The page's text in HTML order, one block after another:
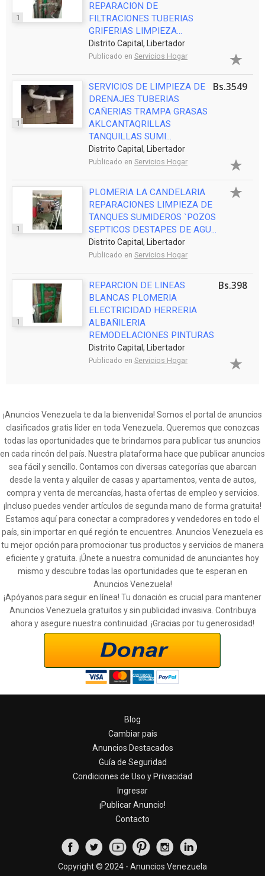
1
REPARACION DE
FILTRACIONES TUBERIAS
GRIFERIAS LIMPIEZA...
Distrito Capital, Libertador
Publicado en Servicios Hogar
1
SERVICIOS DE LIMPIEZA DE
DRENAJES TUBERIAS
CAÑERIAS TRAMPA GRASAS
AKLCANTAQRILLAS
TANQUILLAS SUMI...
Distrito Capital, Libertador
Publicado en Servicios Hogar
Bs.3549
1
PLOMERIA LA CANDELARIA
REPARACIONES LIMPIEZA DE
TANQUES SUMIDEROS `POZOS
SEPTICOS DESTAPES DE AGU...
Distrito Capital, Libertador
Publicado en Servicios Hogar
1
REPARCION DE LINEAS
BLANCAS PLOMERIA
ELECTRICIDAD HERRERIA
ALBAÑILERIA
REMODELACIONES PINTURAS
Distrito Capital, Libertador
Publicado en Servicios Hogar
Bs.398
¡Anuncios Venezuela te da la bienvenida! Somos el portal de anuncios
clasificados gratis líder en toda Venezuela. Queremos que conozcas
todas las oportunidades que te brindamos para publicar tus anuncios
en cada rincón del país. Nuestra plataforma hace que publicar anuncios
sea fácil y sencillo. Contamos con diversas categorías que abarcan
desde la venta y alquiler de casas y apartamentos, venta de autos,
compra y venta de mercancías, hasta ofertas de empleo y servicios.
¡Incluso puedes vender artículos de segunda mano de forma gratuita!
Estamos aquí para conectar a compradores y vendedores en todo el
país, sin importar en qué región te encuentres. Anuncios Venezuela es
tu mejor opción para promocionar tus productos y servicios de manera
eficiente y gratuita. ¡Únete a nuestra comunidad de anunciantes hoy
mismo y descubre todas las oportunidades que te esperan en
Anuncios Venezuela!
¡Apóyanos para seguir en línea! Tu donación es crucial para mantener
Anuncios Venezuela gratuitos y sin publicidad invasiva. Contribuya
ahora y asegure nuestra continuidad. ¡Gracias por tu generosidad!
Blog
Cambiar país
Anuncios Destacados
Guía de Seguridad
Condiciones de Uso y Privacidad
Ingresar
¡Publicar Anuncio!
Contacto
Copyright © 2024 - Anuncios Venezuela